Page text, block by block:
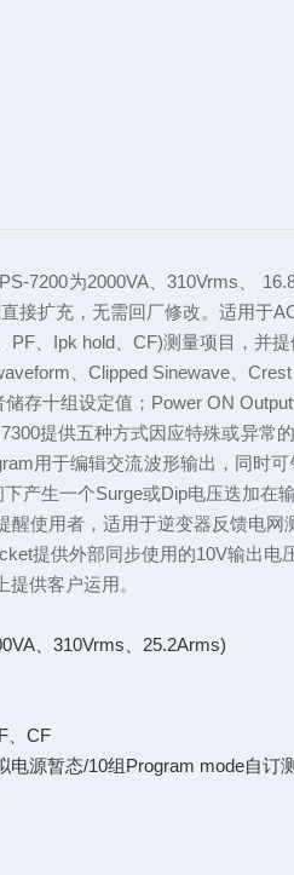
7200为2000VA、310Vrms、
扩充，无需回厂修改。适用于
、Ipk hold、CF)测量项目，并
、Clipped Sinewave、
存十组设定值；Power ON
提供五种方式因应特殊或异
用于编辑交流波形输出，同时
产生一个Surge或Dip电压迭加在
使用者，适用于逆变器反馈电网
提供外部同步使用的10V输出
供客户运用。
、310Vrms、25.2Arms)
、CF
源暂态/10组Program mode自订